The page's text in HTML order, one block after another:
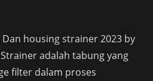
housing strainer 2023 by
adalah tabung yang
filter dalam proses